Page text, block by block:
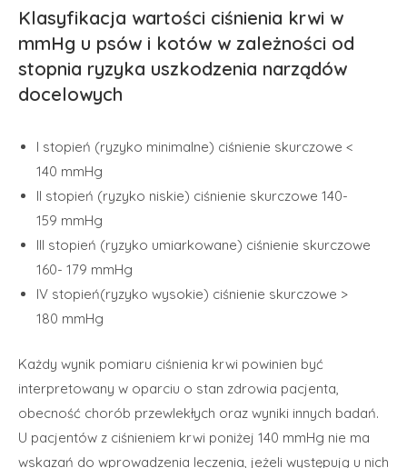
Klasyfikacja wartości ciśnienia krwi w
mmHg u psów i kotów w zależności od
stopnia ryzyka uszkodzenia narządów
docelowych
I stopień (ryzyko minimalne) ciśnienie skurczowe <
140 mmHg
II stopień (ryzyko niskie) ciśnienie skurczowe 140-
159 mmHg
III stopień (ryzyko umiarkowane) ciśnienie skurczowe
160- 179 mmHg
IV stopień(ryzyko wysokie) ciśnienie skurczowe >
180 mmHg
Każdy wynik pomiaru ciśnienia krwi powinien być
interpretowany w oparciu o stan zdrowia pacjenta,
obecność chorób przewlekłych oraz wyniki innych badań.
U pacjentów z ciśnieniem krwi poniżej 140 mmHg nie ma
wskazań do wprowadzenia leczenia, jeżeli występują u nich